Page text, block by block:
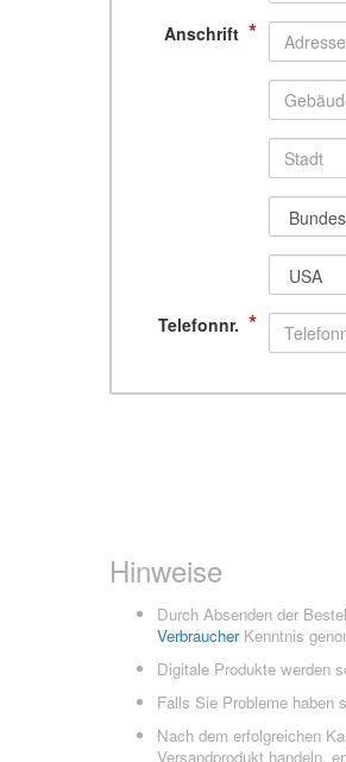
Anschrift *
Telefonnr. *
Hinweise
Durch Absenden der
VerbraucherKenntnis
Digitale Produkte werden
Falls Sie Probleme haben
Nach dem erfolgreichen
Versandprodukt handeln,